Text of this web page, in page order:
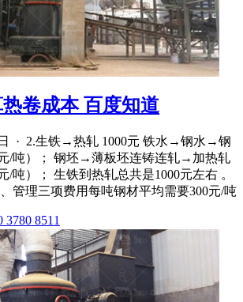
卷成本 百度知道
日 · 2.生铁→热轧 1000元 铁水→钢水→钢
/吨）； 钢坯→薄板坯连铸连轧→加热轧
/吨）； 生铁到热轧总共是1000元左右 。
管理三项费用每吨钢材平均需要300元/吨
8511